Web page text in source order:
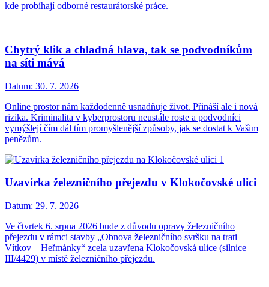
kde probíhají odborné restaurátorské práce.
Chytrý klik a chladná hlava, tak se podvodníkům
na síti mává
Datum: 30. 7. 2026
Online prostor nám každodenně usnadňuje život. Přináší ale i nová
rizika. Kriminalita v kyberprostoru neustále roste a podvodníci
vymýšlejí čím dál tím promyšlenější způsoby, jak se dostat k Vašim
penězům.
Uzavírka železničního přejezdu v Klokočovské ulici
Datum: 29. 7. 2026
Ve čtvrtek 6. srpna 2026 bude z důvodu opravy železničního
přejezdu v rámci stavby „Obnova železničního svršku na trati
Vítkov – Heřmánky“ zcela uzavřena Klokočovská ulice (silnice
III/4429) v místě železničního přejezdu.